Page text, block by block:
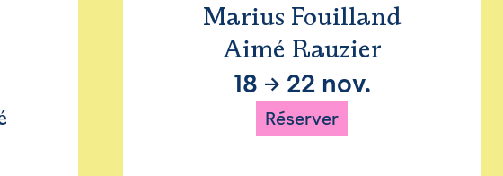
Marius Fouilland
Aimé Rauzier
18 → 22 nov.
Réserver